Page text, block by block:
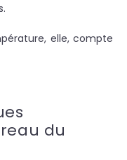
elle, compte
du